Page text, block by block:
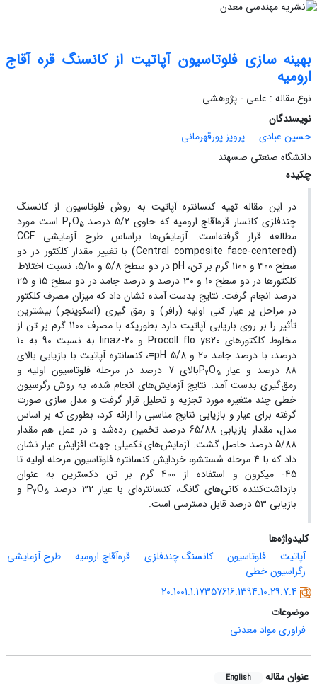
بهینه سازی فلوتاسیون آپاتیت از کانسنگ قره آقاج
ارومیه
نوع مقاله : علمی - پژوهشی
نویسندگان
حسین عبادی
پرویز پورقهرمانی
دانشگاه صنعتی صسهند
چکیده
در این مقاله تهیه کنسانتره آپاتیت به روش فلوتاسیون از کانسنگ
چندفلزی کانسار قره‌آقاج ارومیه که حاوی 5/2 درصد P
2O5
است مورد
مطالعه قرار گرفته‌است. آزمایش‌ها براساس طرح آزمایشی CCF
(Central composite face-centered) با تغییر مقدار کلکتور در دو
سطح 300 و 1100 گرم بر تن، pH در دو سطح 5/8 و 5/10، نسبت اختلاط
کلکتورها در دو سطح 10 و 30 درصد و درصد جامد در دو سطح 15 و 25
درصد انجام گرفت. نتایج بدست آمده نشان داد که میزان مصرف کلکتور
در مراحل پر عیار کنی اولیه (رافر) و رمق گیری (اسکوینجر) بیشترین
تأثیر را بر روی بازیابی آپاتیت دارد بطوریکه با مصرف 1100 گرم بر تن از
مخلوط کلکتورهای Procoll flo ys20 و linaz-20 به نسبت 90 به 10
درصد، با درصد جامد 20 و 5/8 pH=، کنسانتره آپاتیت با بازیابی بالای
88 درصد و عیار P
2O5
بالای 7 درصد در مرحله فلوتاسیون اولیه و
رمق‌گیری بدست آمد. نتایج آزمایش‌های انجام شده، به روش رگرسیون
خطی چند متغیره مورد تجزیه و تحلیل قرار گرفت و مدل سازی صورت
گرفته برای عیار و بازیابی نتایج مناسبی را ارائه کرد، بطوری که بر اساس
مدل، مقدار بازیابی 65/88 درصد تخمین زده‌شد و در عمل هم مقدار
5/88 درصد حاصل گشت. آزمایش‌های تکمیلی جهت افزایش عیار نشان
داد که با 4 مرحله شستشو، خردایش کنسانتره فلوتاسیون مرحله اولیه تا
45- میکرون و استفاده از 400 گرم بر تن دکسترین به عنوان
بازداشت‌کننده کانی‌های گانگ، کنسانتره‌ای با عیار 32 درصد P
2O5
و
بازیابی 53 درصد قابل دسترسی است.
کلیدواژه‌ها
آپاتیت
فلوتاسیون کانسنگ چندفلزی قره‌آقاج ارومیه
طرح آزمایشی
رگراسیون خطی
20.1001.1.17357616.1394.10.29.7.4
موضوعات
فراوری مواد معدنی
عنوان مقاله English